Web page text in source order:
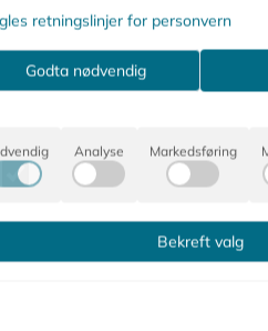
PÅ DETTE,
retningslinjer for personvern
Godta nødvendig
Analyse Markedsføring
Bekreft valg